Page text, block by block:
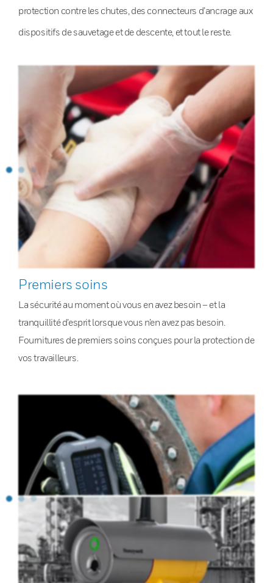
protection contre les chutes, des connecteurs d’ancrage aux
dispositifs de sauvetage et de descente, et tout le reste.
Premiers soins
La sécurité au moment où vous en avez besoin – et la
tranquillité d’esprit lorsque vous n’en avez pas besoin.
Fournitures de premiers soins conçues pour la protection de
vos travailleurs.